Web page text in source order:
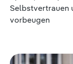
Selbstvertrauen
vorbeugen